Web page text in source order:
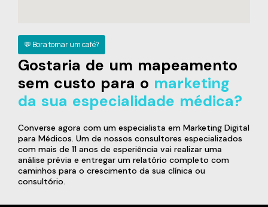
💬 Bora tomar um café?
Gostaria de um mapeamento
sem custo para o marketing
da sua especialidade médica?
Converse agora com um especialista em Marketing Digital
para Médicos. Um de nossos consultores especializados
com mais de 11 anos de esperiência vai realizar uma
análise prévia e entregar um relatório completo com
caminhos para o crescimento da sua clínica ou
consultório.